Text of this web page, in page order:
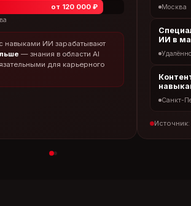
от 120 000 ₽
навыками ИИ зарабатывают
— знания в области AI
для карьерного
Москва
ИИ в
Санкт-